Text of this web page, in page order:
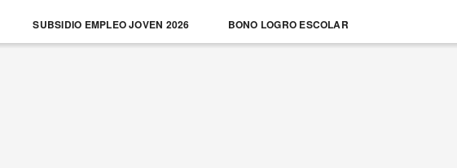
SUBSIDIO EMPLEO JOVEN 2026 BONO LOGRO ESCOLAR